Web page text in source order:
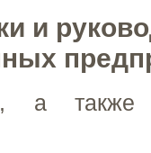
и
а также